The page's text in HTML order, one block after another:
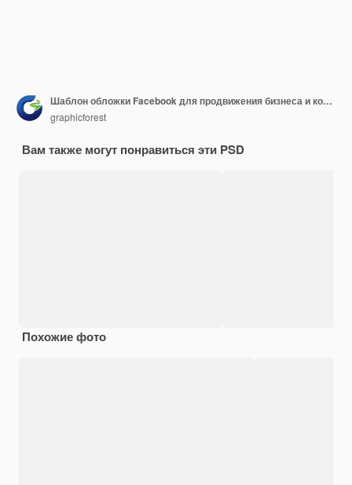
Шаблон обложки Facebook для продвижения бизнеса и корпораций
graphicforest
Вам также могут понравиться эти PSD
Похожие фото